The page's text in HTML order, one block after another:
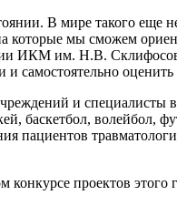
В мире такого еще
которые мы сможем
ИКМ им. Н.В.
самостоятельно
и специалисты
баскетбол, волейбол,
проектов